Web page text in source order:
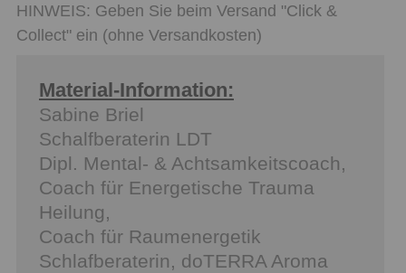
HINWEIS: Geben Sie beim Versand "Click &
Collect" ein (ohne Versandkosten)
Material-Information:
Sabine Briel
Schalfberaterin LDT
Dipl. Mental- & Achtsamkeitscoach,
Coach für Energetische Trauma
Heilung,
Coach für Raumenergetik
Schlafberaterin, doTERRA Aroma